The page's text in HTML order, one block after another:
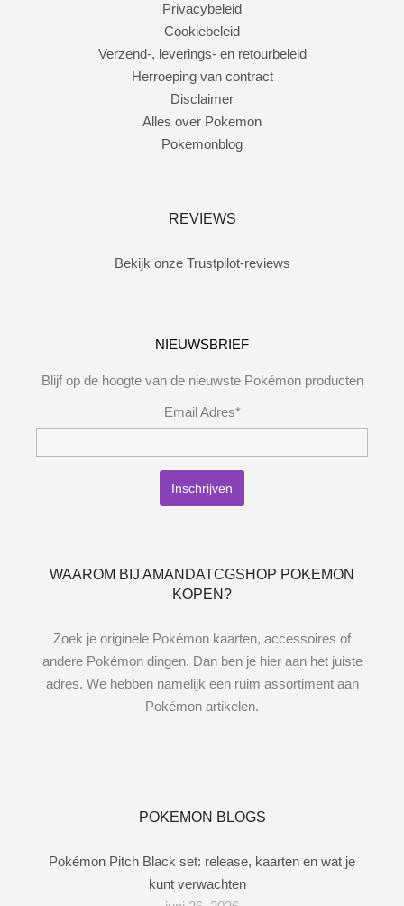
Privacybeleid
Cookiebeleid
Verzend-, leverings- en retourbeleid
Herroeping van contract
Disclaimer
Alles over Pokemon
Pokemonblog
REVIEWS
Bekijk onze Trustpilot-reviews
NIEUWSBRIEF
Blijf op de hoogte van de nieuwste Pokémon producten
Email Adres*
WAAROM BIJ AMANDATCGSHOP POKEMON
KOPEN?
Zoek je originele Pokémon kaarten, accessoires of
andere Pokémon dingen. Dan ben je hier aan het juiste
adres. We hebben namelijk een ruim assortiment aan
Pokémon artikelen.
POKEMON BLOGS
Pokémon Pitch Black set: release, kaarten en wat je
kunt verwachten